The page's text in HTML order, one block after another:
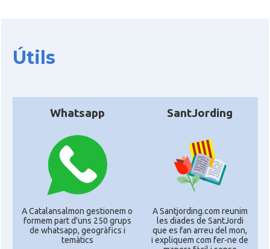
Útils
Whatsapp
A Catalansalmon gestionem o
formem part d'uns 250 grups
de whatsapp, geogràfics i
temàtics
SantJording
A Santjording.com reunim
les diades de SantJordi
que es fan arreu del mon,
i expliquem com fer-ne de